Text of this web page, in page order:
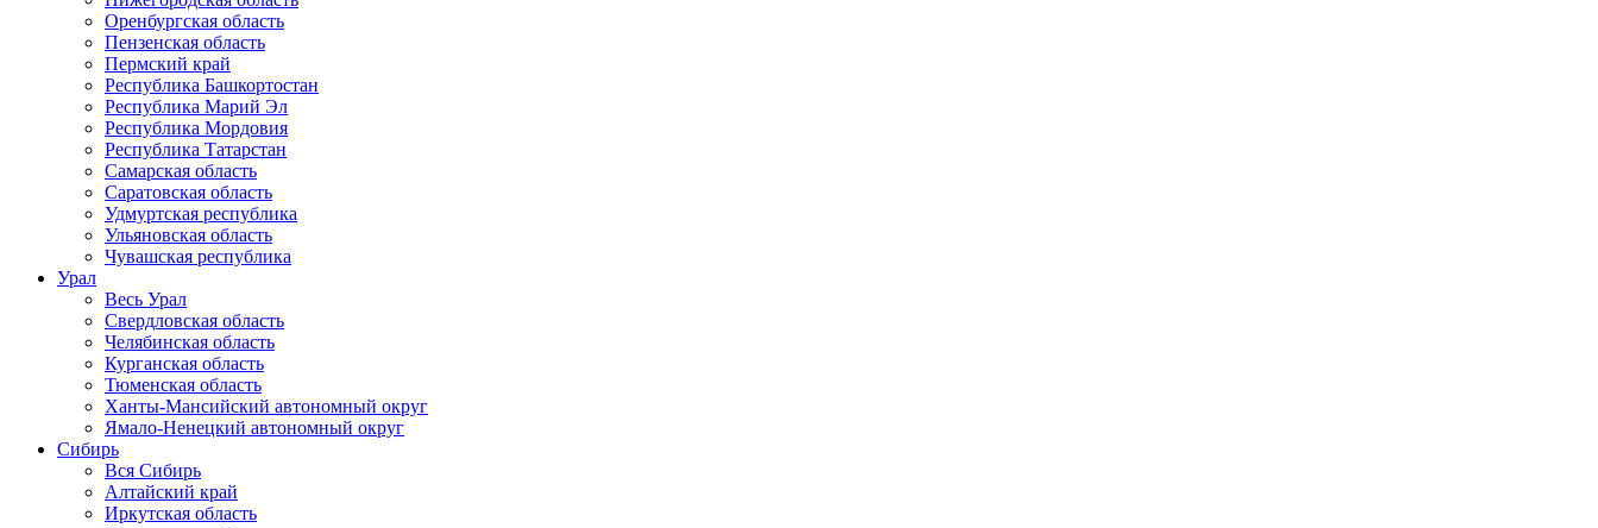
Оренбургская область
Пензенская область
Пермский край
Республика Башкортостан
Республика Марий Эл
Республика Мордовия
Республика Татарстан
Самарская область
Саратовская область
Удмуртская республика
Ульяновская область
Чувашская республика
Урал
Весь Урал
Свердловская область
Челябинская область
Курганская область
Тюменская область
Ханты-Мансийский автономный округ
Ямало-Ненецкий автономный округ
Сибирь
Вся Сибирь
Алтайский край
Иркутская область